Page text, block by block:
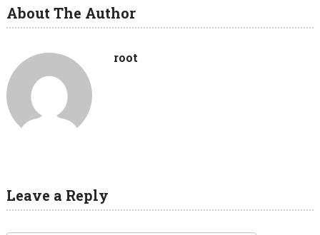
About The Author
root
Leave a Reply